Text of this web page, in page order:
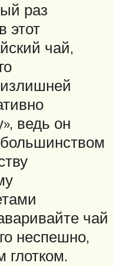
раз
этот
чай,
ведь он
чай
неспешно,